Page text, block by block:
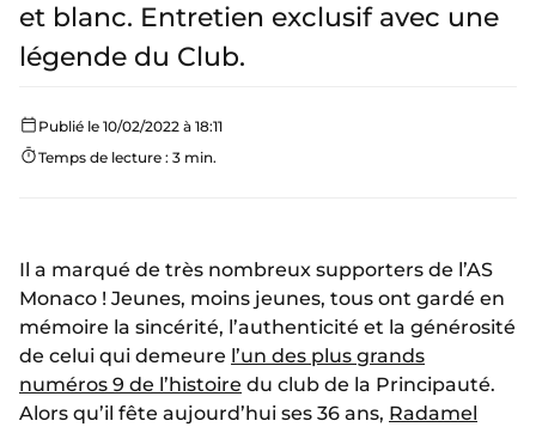
et blanc. Entretien exclusif avec une
légende du Club.
Publié le 10/02/2022 à 18:11
Temps de lecture : 3 min.
Il a marqué de très nombreux supporters de l’AS
Monaco ! Jeunes, moins jeunes, tous ont gardé en
mémoire la sincérité, l’authenticité et la générosité
de celui qui demeure l’un des plus grands
numéros 9 de l’histoire du club de la Principauté.
Alors qu’il fête aujourd’hui ses 36 ans, Radamel